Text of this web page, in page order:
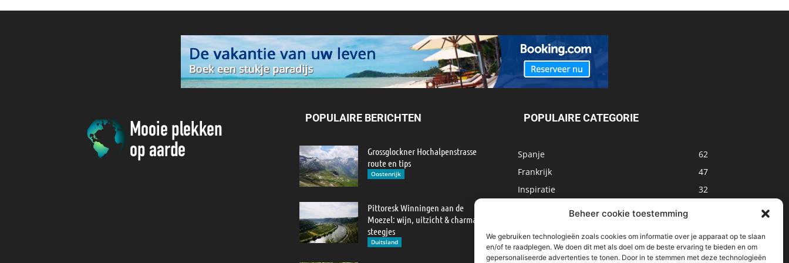
Beheer cookie toestemming
We gebruiken technologieën zoals cookies om informatie over je apparaat op te slaan
en/of te raadplegen. We doen dit met als doel om de beste ervaring te bieden en om
gepersonaliseerde advertenties te tonen. Door in te stemmen met deze technologieën
POPULAIRE BERICHTEN
Grossglockner Hochalpenstrasse
route en tips
Oostenrijk
Pittoresk Winningen aan de
Moezel: wijn, uitzicht & charmante
steegjes
Duitsland
POPULAIRE CATEGORIE
Spanje
62
Frankrijk
47
Inspiratie
32
Malta
31
Roemenië
29